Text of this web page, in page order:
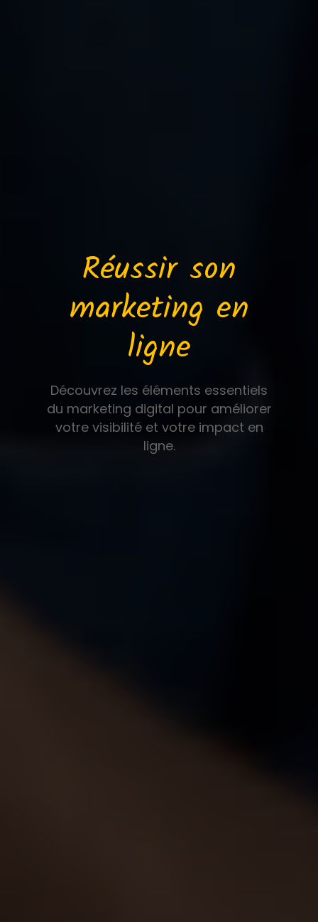
Réussir son
marketing en
ligne
Découvrez les éléments essentiels
du marketing digital pour améliorer
votre visibilité et votre impact en
ligne.